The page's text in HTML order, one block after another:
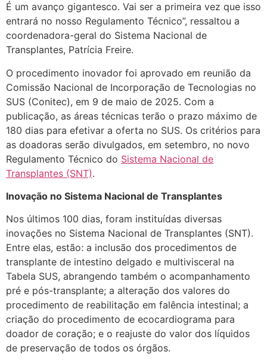
É um avanço gigantesco. Vai ser a primeira vez que isso
entrará no nosso Regulamento Técnico”, ressaltou a
coordenadora-geral do Sistema Nacional de
Transplantes, Patrícia Freire.
O procedimento inovador foi aprovado em reunião da
Comissão Nacional de Incorporação de Tecnologias no
SUS (Conitec), em 9 de maio de 2025. Com a
publicação, as áreas técnicas terão o prazo máximo de
180 dias para efetivar a oferta no SUS. Os critérios para
as doadoras serão divulgados, em setembro, no novo
Regulamento Técnico do Sistema Nacional de
Transplantes (SNT).
Inovação no Sistema Nacional de Transplantes
Nos últimos 100 dias, foram instituídas diversas
inovações no Sistema Nacional de Transplantes (SNT).
Entre elas, estão: a inclusão dos procedimentos de
transplante de intestino delgado e multivisceral na
Tabela SUS, abrangendo também o acompanhamento
pré e pós-transplante; a alteração dos valores do
procedimento de reabilitação em falência intestinal; a
criação do procedimento de ecocardiograma para
doador de coração; e o reajuste do valor dos líquidos
de preservação de todos os órgãos.